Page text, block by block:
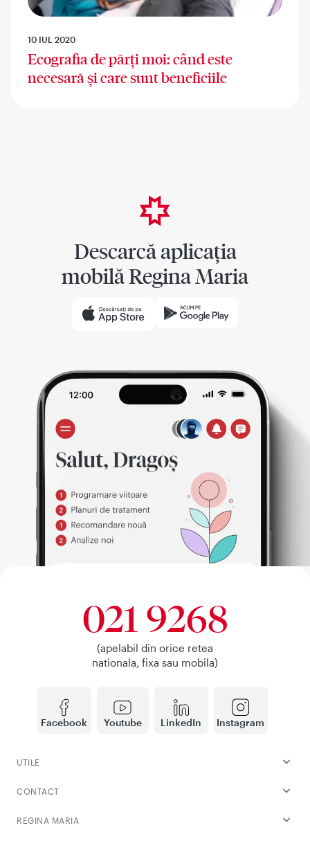
10 IUL 2020
Ecografia de părți moi: când este
necesară și care sunt beneficiile
Descarcă aplicația
mobilă Regina Maria
Facebook Youtube LinkedIn Instagram
021 9268
(apelabil din orice retea
nationala, fixa sau mobila)
UTILE
CONTACT
REGINA MARIA